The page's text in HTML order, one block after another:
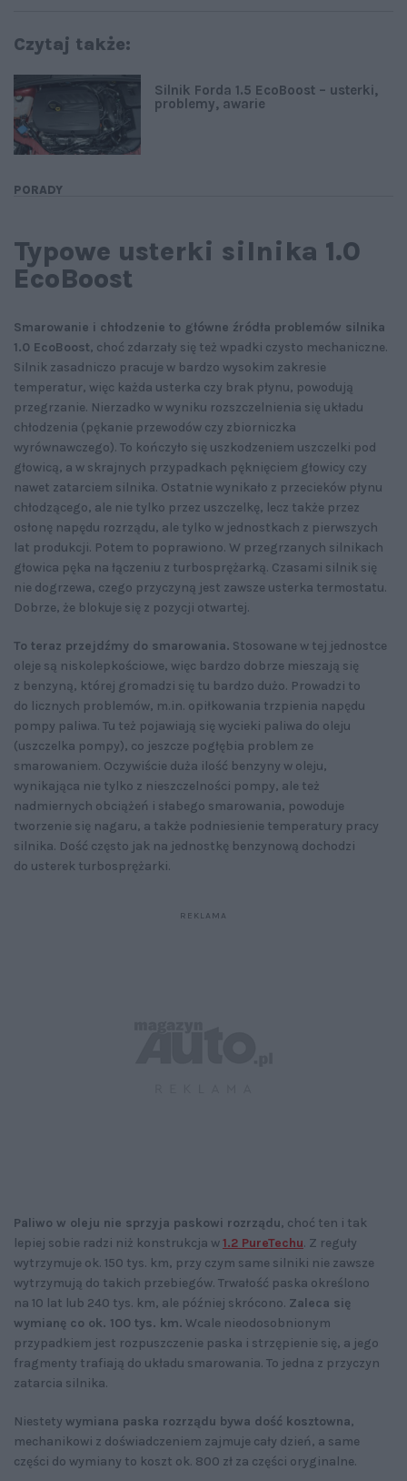
Czytaj także:
PORADY
Silnik Forda 1.5 EcoBoost – usterki,
problemy, awarie
Typowe usterki silnika 1.0
EcoBoost
Smarowanie i chłodzenie to główne źródła problemów silnika
1.0 EcoBoost, choć zdarzały się też wpadki czysto mechaniczne.
Silnik zasadniczo pracuje w bardzo wysokim zakresie
temperatur, więc każda usterka czy brak płynu, powodują
przegrzanie. Nierzadko w wyniku rozszczelnienia się układu
chłodzenia (pękanie przewodów czy zbiorniczka
wyrównawczego). To kończyło się uszkodzeniem uszczelki pod
głowicą, a w skrajnych przypadkach pęknięciem głowicy czy
nawet zatarciem silnika. Ostatnie wynikało z przecieków płynu
chłodzącego, ale nie tylko przez uszczelkę, lecz także przez
osłonę napędu rozrządu, ale tylko w jednostkach z pierwszych
lat produkcji. Potem to poprawiono. W przegrzanych silnikach
głowica pęka na łączeniu z turbosprężarką. Czasami silnik się
nie dogrzewa, czego przyczyną jest zawsze usterka termostatu.
Dobrze, że blokuje się z pozycji otwartej.
To teraz przejdźmy do smarowania. Stosowane w tej jednostce
oleje są niskolepkościowe, więc bardzo dobrze mieszają się
z benzyną, której gromadzi się tu bardzo dużo. Prowadzi to
do licznych problemów, m.in. opiłkowania trzpienia napędu
pompy paliwa. Tu też pojawiają się wycieki paliwa do oleju
(uszczelka pompy), co jeszcze pogłębia problem ze
smarowaniem. Oczywiście duża ilość benzyny w oleju,
wynikająca nie tylko z nieszczelności pompy, ale też
nadmiernych obciążeń i słabego smarowania, powoduje
tworzenie się nagaru, a także podniesienie temperatury pracy
silnika. Dość często jak na jednostkę benzynową dochodzi
do usterek turbosprężarki.
Paliwo w oleju nie sprzyja paskowi rozrządu, choć ten i tak
lepiej sobie radzi niż konstrukcja w1.2 PureTechu. Z reguły
wytrzymuje ok. 150 tys. km, przy czym same silniki nie zawsze
wytrzymują do takich przebiegów. Trwałość paska określono
na 10 lat lub 240 tys. km, ale później skrócono. Zaleca się
wymianę co ok. 100 tys. km. Wcale nieodosobnionym
przypadkiem jest rozpuszczenie paska i strzępienie się, a jego
fragmenty trafiają do układu smarowania. To jedna z przyczyn
zatarcia silnika.
Niestety wymiana paska rozrządu bywa dość kosztowna,
mechanikowi z doświadczeniem zajmuje cały dzień, a same
części do wymiany to koszt ok. 800 zł za części oryginalne.